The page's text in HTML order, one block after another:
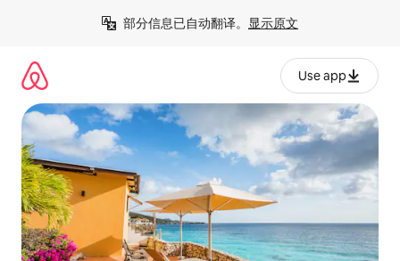
部分信息已自动翻译。 显示原文
Use app